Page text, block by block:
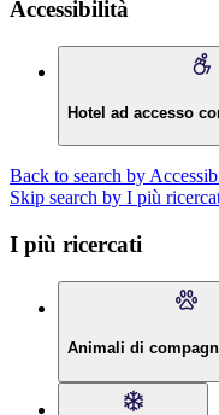
Accessibilità
Hotel ad accesso
Back to search by
Skip search by I più
I più ricercati
Animali di